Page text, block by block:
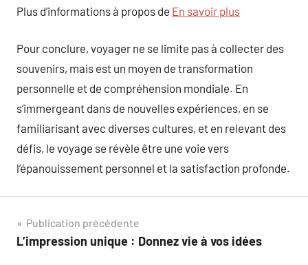
Plus d’informations à propos de En savoir plus
Pour conclure, voyager ne se limite pas à collecter des
souvenirs, mais est un moyen de transformation
personnelle et de compréhension mondiale. En
s’immergeant dans de nouvelles expériences, en se
familiarisant avec diverses cultures, et en relevant des
défis, le voyage se révèle être une voie vers
l’épanouissement personnel et la satisfaction profonde.
Navigation
de
Publication précédente
L’impression unique : Donnez vie à vos idées